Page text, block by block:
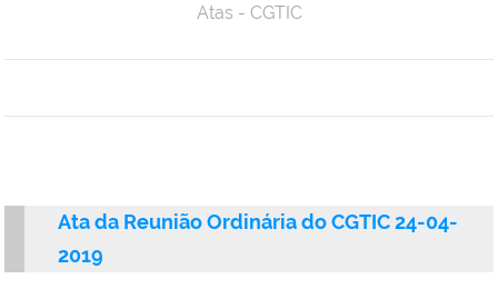
Atas - CGTIC
Atada Reunião Ordinária doCGTIC 24-04-
2019